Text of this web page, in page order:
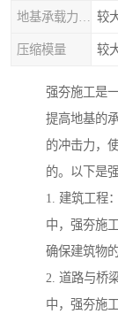
较
压缩模量 较
强夯施工是
提高地基的
的冲击力，
的。以下是
1. 建筑工程
中，强夯施
确保建筑物
2. 道路与桥
中，强夯施